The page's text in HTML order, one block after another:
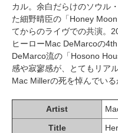
カル。余白だらけのソウル
た細野晴臣の「Honey
てからのライヴでの共演。
ヒーローMac DeMarcoの
DeMarco流の「Hosono
感や寂寥感が、とてもリア
Mac Millerの死を悼んでいる
Artist
Title